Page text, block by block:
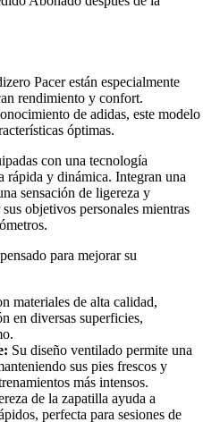
Pacer están especialmente
rendimiento y confort.
de adidas, este modelo
óptimas.
con una tecnología
rápida y dinámica. Integran una
sensación de ligereza y
objetivos personales mientras
para mejorar su
materiales de alta calidad,
en diversas superficies,
Su diseño ventilado permite una
sus pies frescos y
más intensos.
de la zapatilla ayuda a
perfecta para sesiones de